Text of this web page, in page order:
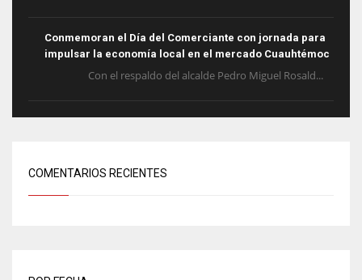
Conmemoran el Día del Comerciante con jornada para
impulsar la economía local en el mercado Cuauhtémoc
Con el respaldo del alcalde Pedro Miguel Rosald...
COMENTARIOS RECIENTES